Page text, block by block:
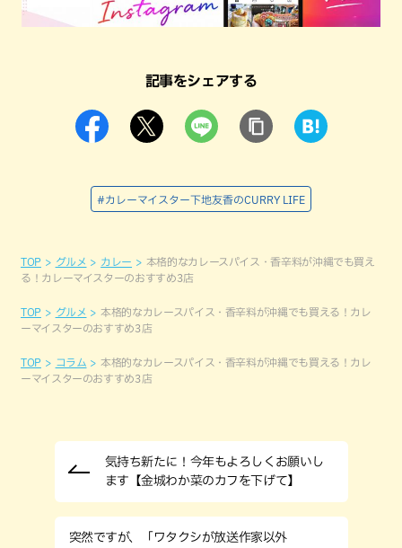
記事をシェアする
#カレーマイスター下地友香のCURRY LIFE
TOP グルメ カレー
本格的なカレースパイス・香辛料が沖縄でも買え
る！カレーマイスターのおすすめ3店
TOP グルメ
本格的なカレースパイス・香辛料が沖縄でも買える！カレ
ーマイスターのおすすめ3店
TOP コラム
本格的なカレースパイス・香辛料が沖縄でも買える！カレ
ーマイスターのおすすめ3店
気持ち新たに！今年もよろしくお願いし
ます【金城わか菜のカフを下げて】
突然ですが、「ワタクシが放送作家以外